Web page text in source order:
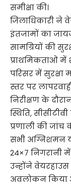
समीक्षा की।
जिलाधिकारी ने
इंतजामों का
सामग्रियों की
प्राथमिकताओं में
परिसर में सुरक्षा
स्तर पर
निरीक्षण के
स्थिति,
प्रणाली की जांच
सभी अग्निशमन
24×7 निगरानी में
उन्होंने
अवलोकन किया